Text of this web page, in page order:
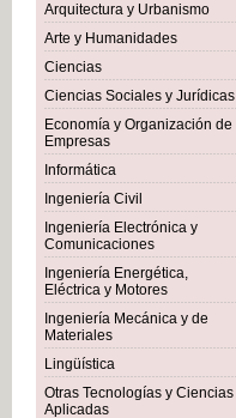
Arquitectura y Urbanismo
Arte y Humanidades
Ciencias
Ciencias Sociales y Jurídicas
Economía y Organización de
Empresas
Informática
Ingeniería Civil
Ingeniería Electrónica y
Comunicaciones
Ingeniería Energética,
Eléctrica y Motores
Ingeniería Mecánica y de
Materiales
Lingüística
Otras Tecnologías y Ciencias
Aplicadas